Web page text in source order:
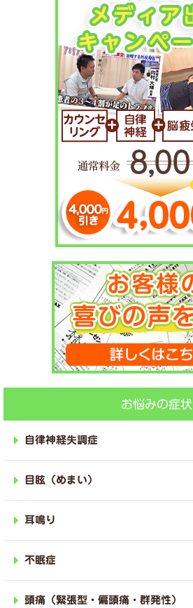
お悩みの症状
自律神経失調症
目眩（めまい）
耳鳴り
不眠症
頭痛（緊張型・偏頭痛・群発性）